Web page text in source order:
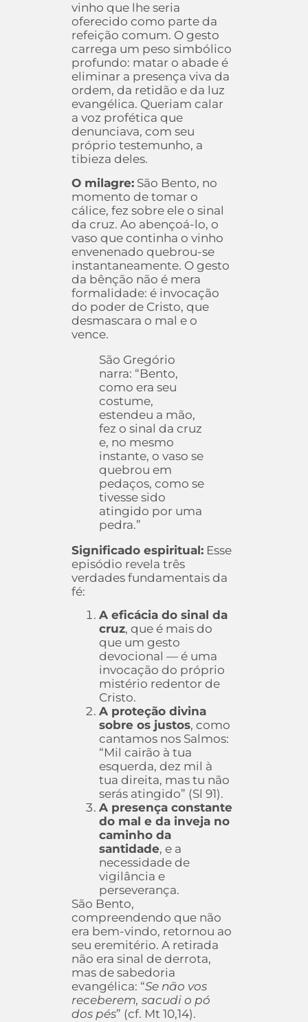
vinho que lhe seria
oferecido como parte da
refeição comum. O gesto
carrega um peso simbólico
profundo: matar o abade é
eliminar a presença viva da
ordem, da retidão e da luz
evangélica. Queriam calar
a voz profética que
denunciava, com seu
próprio testemunho, a
tibieza deles.
O milagre: São Bento, no
momento de tomar o
cálice, fez sobre ele o sinal
da cruz. Ao abençoá-lo, o
vaso que continha o vinho
envenenado quebrou-se
instantaneamente. O gesto
da bênção não é mera
formalidade: é invocação
do poder de Cristo, que
desmascara o mal e o
vence.
São Gregório
narra: “Bento,
como era seu
costume,
estendeu a mão,
fez o sinal da cruz
e, no mesmo
instante, o vaso se
quebrou em
pedaços, como se
tivesse sido
atingido por uma
pedra.”
Significado espiritual: Esse
episódio revela três
verdades fundamentais da
fé:
A eficácia do sinal da
cruz, que é mais do
que um gesto
devocional — é uma
invocação do próprio
mistério redentor de
Cristo.
A proteção divina
sobre os justos, como
cantamos nos Salmos:
“Mil cairão à tua
esquerda, dez mil à
tua direita, mas tu não
serás atingido” (Sl 91).
A presença constante
do mal e da inveja no
caminho da
santidade, e a
necessidade de
vigilância e
perseverança.
São Bento,
compreendendo que não
era bem-vindo, retornou ao
seu eremitério. A retirada
não era sinal de derrota,
mas de sabedoria
evangélica: “Se não vos
receberem, sacudi o pó
dos pés” (cf. Mt 10,14).